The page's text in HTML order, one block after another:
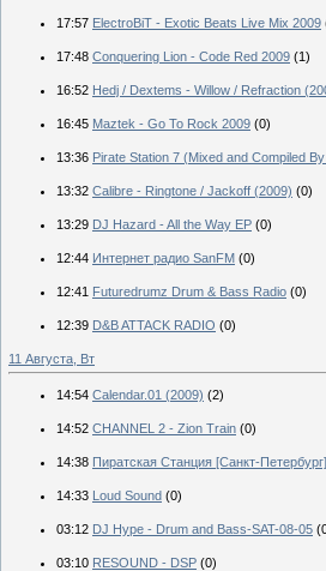
17:57 ElectroBiT - Exotic Beats Live Mix 2009
17:48 Conquering Lion - Code Red 2009 (1)
16:52 Hedj / Dextems - Willow / Refraction
16:45 Maztek - Go To Rock 2009 (0)
13:36 Pirate Station 7 (Mixed and Compiled
13:32 Calibre - Ringtone / Jackoff (2009) (0)
13:29 DJ Hazard - All the Way EP (0)
12:44 Интернет радио SanFM (0)
12:41 Futuredrumz Drum & Bass Radio (0)
12:39 D&B ATTACK RADIO (0)
11 Августа, Вт
14:54 Calendar.01 (2009) (2)
14:52 CHANNEL 2 - Zion Train (0)
14:38 Пиратская Станция [Санкт-Петербург]
14:33 Loud Sound (0)
03:12 DJ Hype - Drum and Bass-SAT-08-05
03:10 RESOUND - DSP (0)